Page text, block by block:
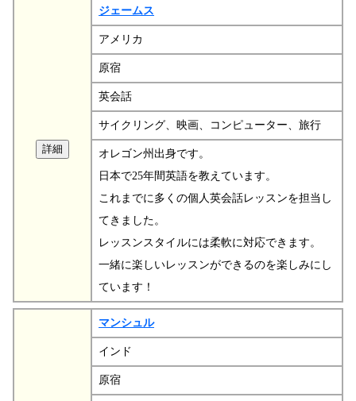
ジェームス
アメリカ
原宿
英会話
サイクリング、映画、コンピューター、旅行
オレゴン州出身です。
日本で25年間英語を教えています。
これまでに多くの個人英会話レッスンを担当し
てきました。
レッスンスタイルには柔軟に対応できます。
一緒に楽しいレッスンができるのを楽しみにし
ています！
マンシュル
インド
原宿